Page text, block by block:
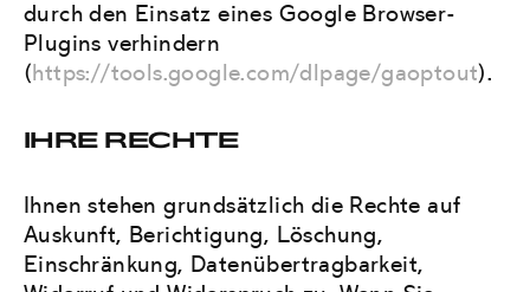
durch den Einsatz eines Google Browser-
Plugins verhindern
(https://tools.google.com/dlpage/gaoptout).
IHRE RECHTE
Ihnen stehen grundsätzlich die Rechte auf
Auskunft, Berichtigung, Löschung,
Einschränkung, Datenübertragbarkeit,